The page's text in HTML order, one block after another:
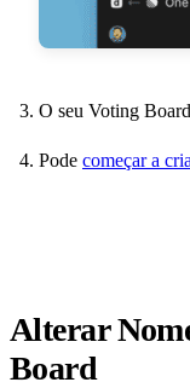
O seu Voting
Pode começar a
Alterar
Board